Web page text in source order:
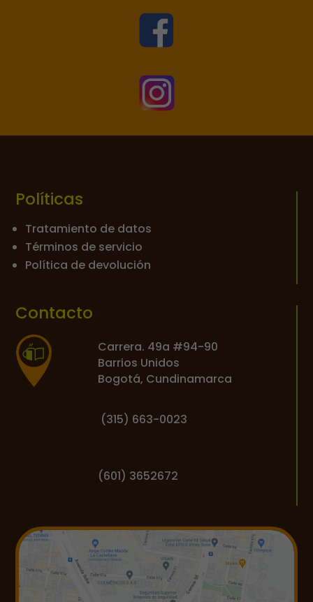


Políticas
Tratamiento de datos
Términos de servicio
Política de devolución
Contacto
Carrera. 49a #94-90
Barrios Unidos
Bogotá, Cundinamarca
(315) 663-0023
(601) 3652672